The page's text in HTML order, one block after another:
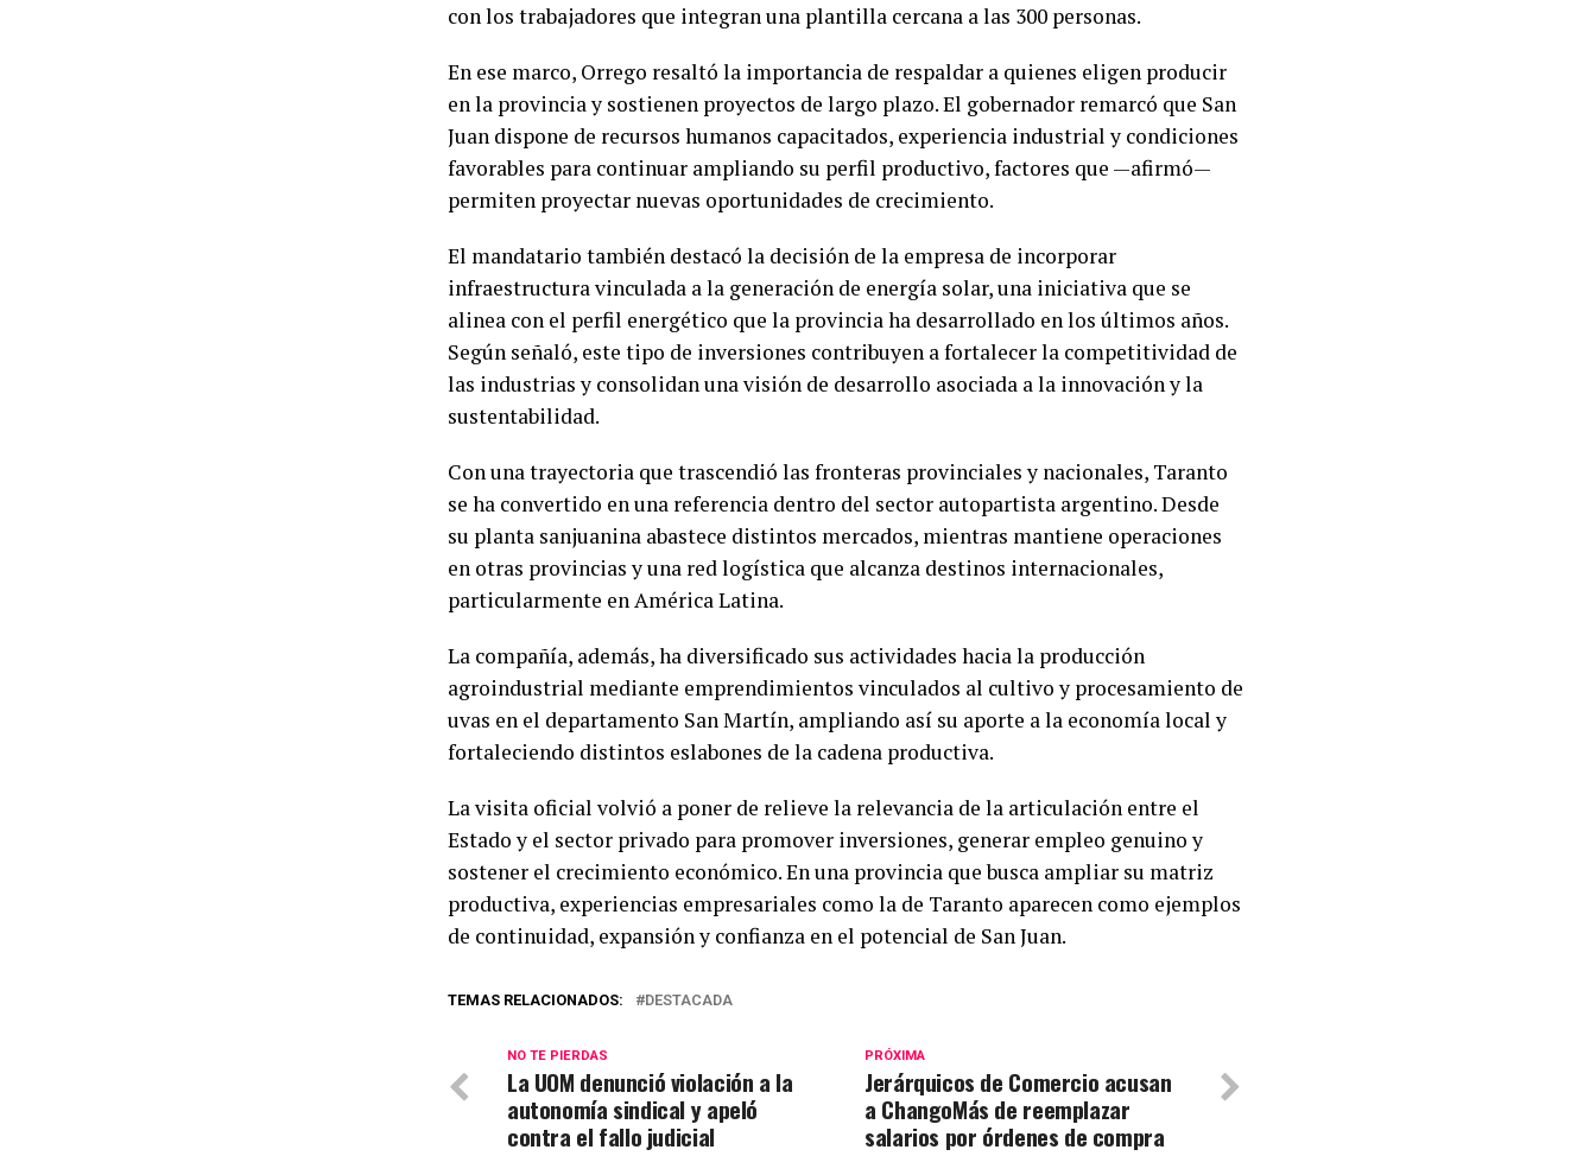
con los trabajadores que integran una plantilla cercana a las 300 personas.
En ese marco, Orrego resaltó la importancia de respaldar a quienes eligen producir
en la provincia y sostienen proyectos de largo plazo. El gobernador remarcó que San
Juan dispone de recursos humanos capacitados, experiencia industrial y condiciones
favorables para continuar ampliando su perfil productivo, factores que —afirmó—
permiten proyectar nuevas oportunidades de crecimiento.
El mandatario también destacó la decisión de la empresa de incorporar
infraestructura vinculada a la generación de energía solar, una iniciativa que se
alinea con el perfil energético que la provincia ha desarrollado en los últimos años.
Según señaló, este tipo de inversiones contribuyen a fortalecer la competitividad de
las industrias y consolidan una visión de desarrollo asociada a la innovación y la
sustentabilidad.
Con una trayectoria que trascendió las fronteras provinciales y nacionales, Taranto
se ha convertido en una referencia dentro del sector autopartista argentino. Desde
su planta sanjuanina abastece distintos mercados, mientras mantiene operaciones
en otras provincias y una red logística que alcanza destinos internacionales,
particularmente en América Latina.
La compañía, además, ha diversificado sus actividades hacia la producción
agroindustrial mediante emprendimientos vinculados al cultivo y procesamiento de
uvas en el departamento San Martín, ampliando así su aporte a la economía local y
fortaleciendo distintos eslabones de la cadena productiva.
La visita oficial volvió a poner de relieve la relevancia de la articulación entre el
Estado y el sector privado para promover inversiones, generar empleo genuino y
sostener el crecimiento económico. En una provincia que busca ampliar su matriz
productiva, experiencias empresariales como la de Taranto aparecen como ejemplos
de continuidad, expansión y confianza en el potencial de San Juan.
TEMAS RELACIONADOS: DESTACADA
PRÓXIMA
Jerárquicos de Comercio acusan
a ChangoMás de reemplazar
salarios por órdenes de compra
NO TE PIERDAS
La UOM denunció violación a la
autonomía sindical y apeló
contra el fallo judicial